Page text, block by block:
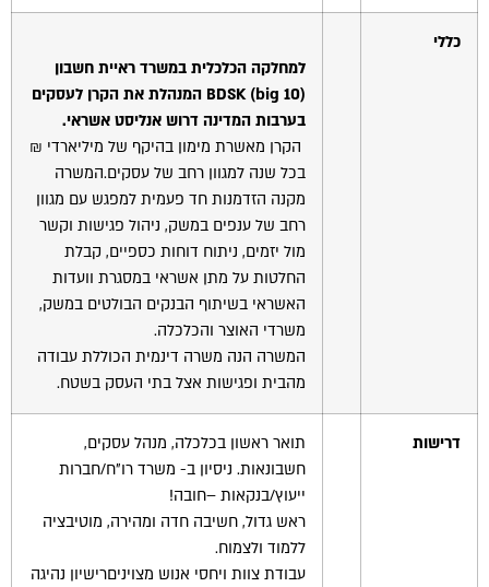
כללי
למחלקה הכלכלית במשרד ראיית חשבון
BDSK(big 10
) המנהלת את הקרן לעסקים
בערבות המדינה דרוש אנליסט אשראי.
הקרן מאשרת מימון בהיקף של מיליארדי ₪
בכל שנה למגוון רחב של עסקים.המשרה
מקנה הזדמנות חד פעמית למפגש עם מגוון
רחב של ענפים במשק, ניהול פגישות וקשר
מול יזמים, ניתוח דוחות כספיים, קבלת
החלטות על מתן אשראי במסגרת וועדות
האשראי בשיתוף הבנקים הבולטים במשק,
משרדי האוצר והכלכלה.
המשרה הנה משרה דינמית הכוללת עבודה
מהבית ופגישות אצל בתי העסק בשטח.
דרישות
תואר ראשון בכלכלה, מנהל עסקים,
חשבונאות. ניסיון ב- משרד רו"ח/חברות
ייעוץ/בנקאות –חובה!
ראש גדול, חשיבה חדה ומהירה, מוטיבציה
ללמוד ולצמוח.
עבודת צוות ויחסי אנוש מצויניםרישיון נהיגה